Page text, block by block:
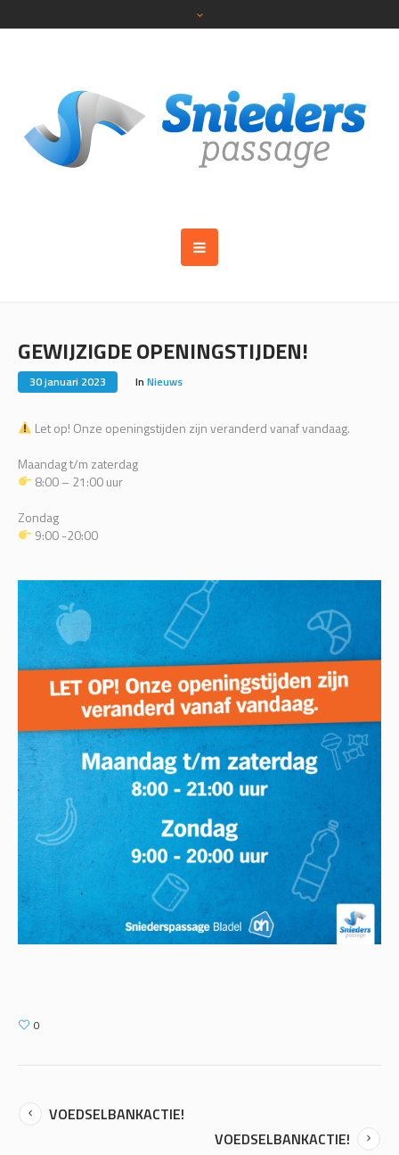
GEWIJZIGDE OPENINGSTIJDEN!
30 januari 2023 In Nieuws
Let op! Onze openingstijden zijn veranderd vanaf vandaag.
Maandag t/m zaterdag
8:00 – 21:00 uur
Zondag
9:00 -20:00
0
VOEDSELBANKACTIE!
VOEDSELBANKACTIE!